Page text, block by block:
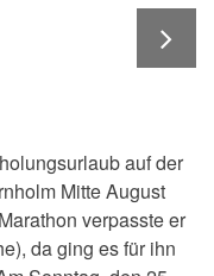
auf der
Mitte August
verpasste er
da ging es für ihn